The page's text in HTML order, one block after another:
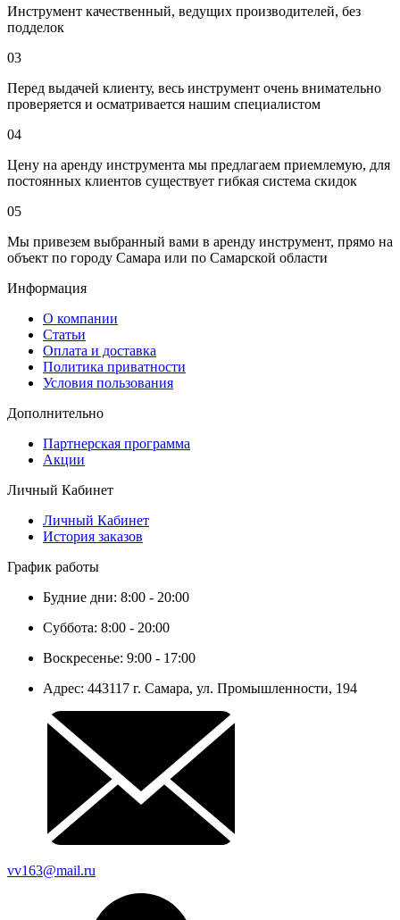
Инструмент качественный, ведущих производителей, без
подделок
03
Перед выдачей клиенту, весь инструмент очень внимательно
проверяется и осматривается нашим специалистом
04
Цену на аренду инструмента мы предлагаем приемлемую, для
постоянных клиентов существует гибкая система скидок
05
Мы привезем выбранный вами в аренду инструмент, прямо на
объект по городу Самара или по Самарской области
Информация
О компании
Статьи
Оплата и доставка
Политика приватности
Условия пользования
Дополнительно
Партнерская программа
Акции
Личный Кабинет
Личный Кабинет
История заказов
График работы
Будние дни: 8:00 - 20:00
Суббота: 8:00 - 20:00
Воскресенье: 9:00 - 17:00
Адрес: 443117 г. Самара, ул. Промышленности, 194
vv163@mail.ru